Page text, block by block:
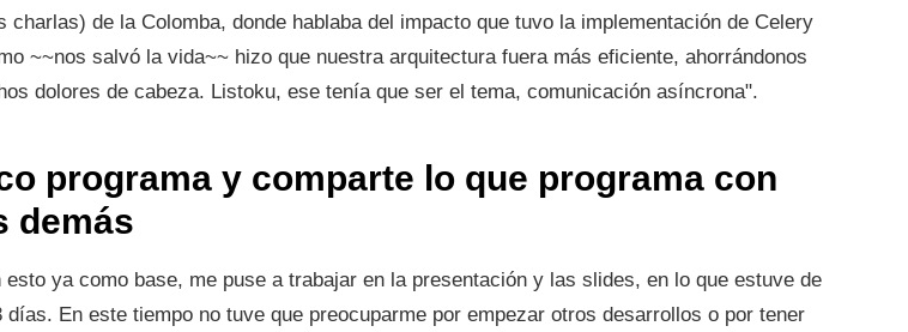
charlas) de la Colomba, donde hablaba del impacto que tuvo la implementación de Celery
~~nos salvó la vida~~ hizo que nuestra arquitectura fuera más eficiente, ahorrándonos
dolores de cabeza. Listoku, ese tenía que ser el tema, comunicación asíncrona".
programa y comparte lo que programa con
demás
esto ya como base, me puse a trabajar en la presentación y las slides, en lo que estuve de
días. En este tiempo no tuve que preocuparme por empezar otros desarrollos o por tener